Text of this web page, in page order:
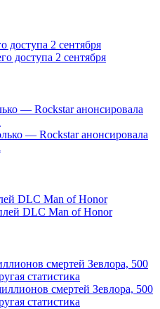
доступа 2 сентября
доступа 2 сентября
— Rockstar анонсировала
— Rockstar анонсировала
DLC Man of Honor
DLC Man of Honor
смертей Зевлора, 500
статистика
смертей Зевлора, 500
статистика